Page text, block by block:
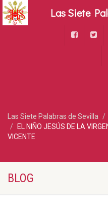
Las Siete Palabras de Sevilla
EL NIÑO JESÚS DE LA
VICENTE
BLOG
Las Siete